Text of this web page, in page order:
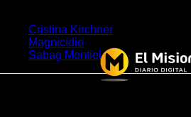
Cristina Kirchner
Magnicidio
Sabag Montiel